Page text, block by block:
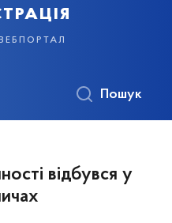
Пошук
відбувся у